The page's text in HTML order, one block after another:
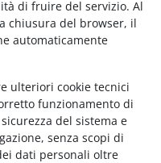
di fruire del servizio. Al
chiusura del browser, il
automaticamente
ulteriori cookie tecnici
funzionamento di
del sistema e
senza scopi di
dati personali oltre